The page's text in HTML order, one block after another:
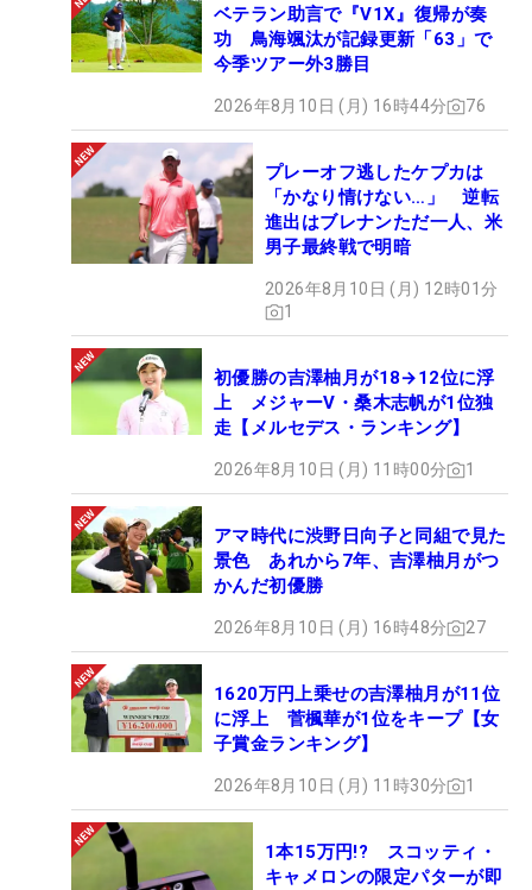
ベテラン助言で『V1X』復帰が奏
功 鳥海颯汰が記録更新「63」で
今季ツアー外3勝目
2026年8月10日 (月) 16時44分 76
プレーオフ逃したケプカは
「かなり情けない…」 逆転
進出はブレナンただ一人、米
男子最終戦で明暗
2026年8月10日 (月) 12時01分
1
初優勝の吉澤柚月が18→12位に浮
上 メジャーV・桑木志帆が1位独
走【メルセデス・ランキング】
2026年8月10日 (月) 11時00分 1
アマ時代に渋野日向子と同組で見た
景色 あれから7年、吉澤柚月がつ
かんだ初優勝
2026年8月10日 (月) 16時48分 27
1620万円上乗せの吉澤柚月が11位
に浮上 菅楓華が1位をキープ【女
子賞金ランキング】
2026年8月10日 (月) 11時30分 1
1本15万円!? スコッティ・
キャメロンの限定パターが即